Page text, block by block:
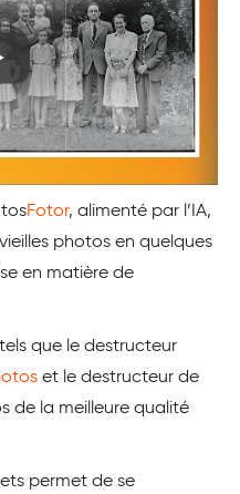
Fotor, alimenté par l’IA,
photos en quelques
en matière de
que le destructeur
et le destructeur de
de la meilleure qualité
permet de se